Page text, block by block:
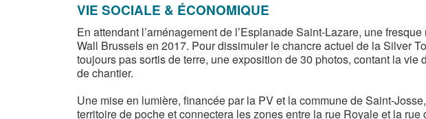
VIE SOCIALE & ÉCONOMIQUE
En attendant l’aménagement de l’Esplanade Saint-Lazare, une
Wall Brussels en 2017. Pour dissimuler le chancre actuel de la Silver
toujours pas sortis de terre, une exposition de 30 photos, contant la
de chantier.
Une mise en lumière, financée par la PV et la commune de Saint-
territoire de poche et connectera les zones entre la rue Royale et la